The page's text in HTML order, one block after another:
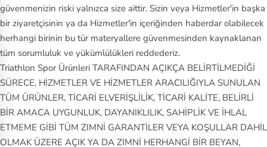
güvenmenizin riski yalnızca size aittir. Sizin veya Hizmetler'in başka
bir ziyaretçisinin ya da Hizmetler'in içeriğinden haberdar olabilecek
herhangi birinin bu tür materyallere güvenmesinden kaynaklanan
tüm sorumluluk ve yükümlülükleri reddederiz.
Triathlon Spor Ürünleri TARAFINDAN AÇIKÇA BELİRTİLMEDİĞİ
SÜRECE, HİZMETLER VE HİZMETLER ARACILIĞIYLA SUNULAN
TÜM ÜRÜNLER, TİCARİ ELVERİŞLİLİK, TİCARİ KALİTE, BELİRLİ
BİR AMACA UYGUNLUK, DAYANIKLILIK, SAHİPLİK VE İHLAL
ETMEME GİBİ TÜM ZIMNİ GARANTİLER VEYA KOŞULLAR DAHİL
OLMAK ÜZERE AÇIK YA DA ZIMNİ HERHANGİ BİR BEYAN,